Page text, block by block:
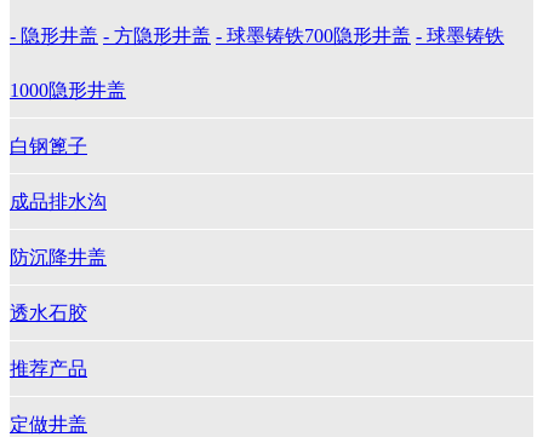
- 隐形井盖 - 方隐形井盖 - 球墨铸铁700隐形井盖 - 球墨铸铁
1000隐形井盖
白钢篦子
成品排水沟
防沉降井盖
透水石胶
推荐产品
定做井盖